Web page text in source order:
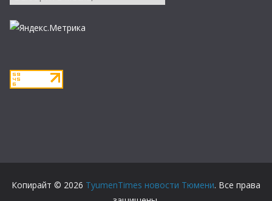
Копирайт © 2026 TyumenTimes новости Тюмени. Все права